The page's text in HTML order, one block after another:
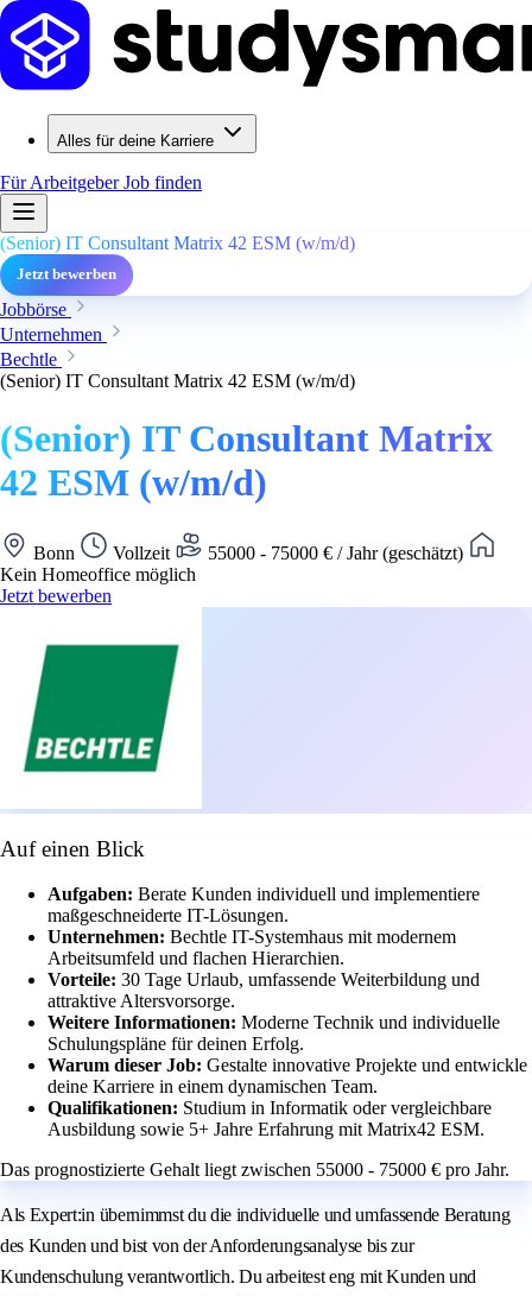
Alles für deine Karriere
Für ArbeitgeberJob finden
(Senior) IT Consultant Matrix 42 ESM (w/m/d)
Jetzt bewerben
Jobbörse
Unternehmen
Bechtle
(Senior) IT Consultant Matrix 42 ESM (w/m/d)
(Senior) IT Consultant Matrix
42 ESM (w/m/d)
Bonn Vollzeit
55000 - 75000 € / Jahr (geschätzt)
Kein Homeoffice möglich
Jetzt bewerben
Auf einen Blick
Aufgaben: Berate Kunden individuell und implementiere
maßgeschneiderte IT-Lösungen.
Unternehmen: Bechtle IT-Systemhaus mit modernem
Arbeitsumfeld und flachen Hierarchien.
Vorteile: 30 Tage Urlaub, umfassende Weiterbildung und
attraktive Altersvorsorge.
Weitere Informationen: Moderne Technik und individuelle
Schulungspläne für deinen Erfolg.
Warum dieser Job: Gestalte innovative Projekte und entwickle
deine Karriere in einem dynamischen Team.
Qualifikationen: Studium in Informatik oder vergleichbare
Ausbildung sowie 5+ Jahre Erfahrung mit Matrix42 ESM.
Das prognostizierte Gehalt liegt zwischen 55000 - 75000 € pro Jahr.
Als Expert:in übernimmst du die individuelle und umfassende Beratung
des Kunden und bist von der Anforderungsanalyse bis zur
Kundenschulung verantwortlich. Du arbeitest eng mit Kunden und